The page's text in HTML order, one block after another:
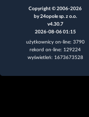
Copyright © 2006-2026
by 24opole sp. z o.o.
v4.30.7
2026-08-06 01:15
użytkownicy on-line: 3790
rekord on-line: 129224
wyświetleń: 1673673528